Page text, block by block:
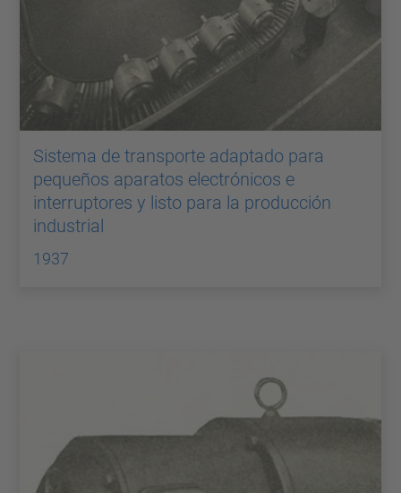
Sistema de transporte adaptado para
pequeños aparatos electrónicos e
interruptores y listo para la producción
industrial
1937